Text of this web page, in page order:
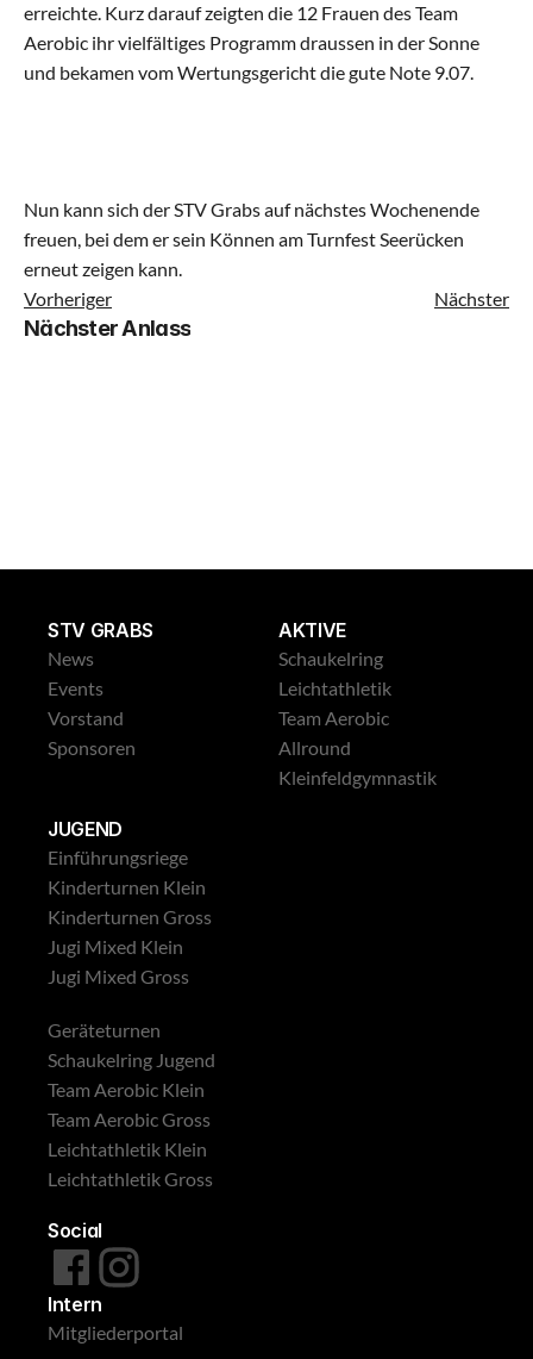
Jugi Mixed Gross
Geräteturnen
Dance Mix Gross
Leichtathletik Klein
erreichte. Kurz darauf zeigten die 12 Frauen des Team
Aerobic ihr vielfältiges Programm draussen in der Sonne
und bekamen vom Wertungsgericht die gute Note 9.07.
Nun kann sich der STV Grabs auf nächstes Wochenende
freuen, bei dem er sein Können am Turnfest Seerücken
erneut zeigen kann.
Vorheriger
Nächster
Nächster Anlass
STV GRABS
News
Events
Vorstand
Sponsoren
AKTIVE
Schaukelring
Leichtathletik
Team Aerobic
Allround
Kleinfeldgymnastik
JUGEND
Einführungsriege
Kinderturnen Klein
Kinderturnen Gross
Jugi Mixed Klein
Jugi Mixed Gross
Geräteturnen
Schaukelring Jugend
Team Aerobic Klein
Team Aerobic Gross
Leichtathletik Klein
Leichtathletik Gross
Social
Intern
Mitgliederportal